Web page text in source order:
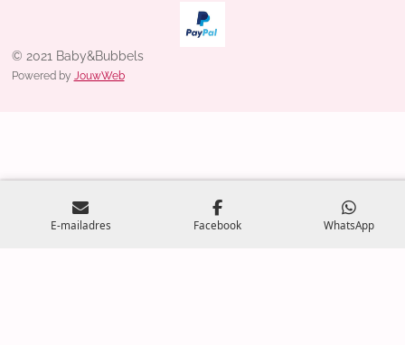
© 2021 Baby&Bubbels
Powered by JouwWeb
E-mailadres Facebook WhatsApp